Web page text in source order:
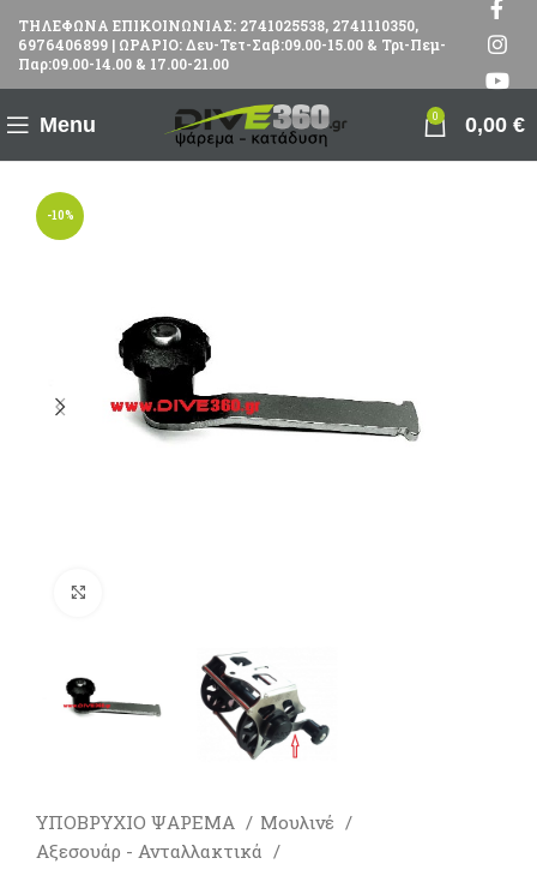
ΤΗΛΕΦΩΝΑ ΕΠΙΚΟΙΝΩΝΙΑΣ: 2741025538, 2741110350,
6976406899 | ΩΡΑΡΙΟ: Δευ-Τετ-Σαβ:09.00-15.00 & Τρι-Πεμ-
Παρ:09.00-14.00 & 17.00-21.00
Menu 0 0,00 €
-10%
ΥΠΟΒΡΥΧΙΟ ΨΑΡΕΜΑ
Μουλινέ
Αξεσουάρ - Ανταλλακτικά